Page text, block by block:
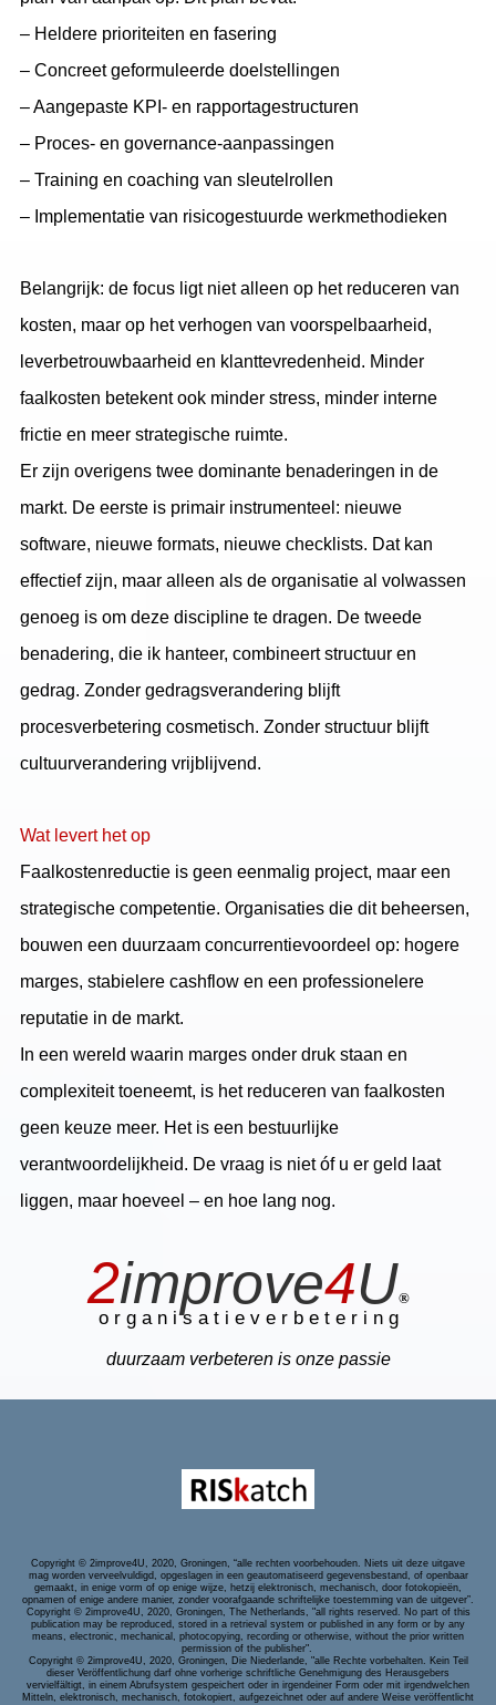
– Heldere prioriteiten en fasering
– Concreet geformuleerde doelstellingen
– Aangepaste KPI- en rapportagestructuren
– Proces- en governance-aanpassingen
– Training en coaching van sleutelrollen
– Implementatie van risicogestuurde werkmethodieken
Belangrijk: de focus ligt niet alleen op het reduceren van
kosten, maar op het verhogen van voorspelbaarheid,
leverbetrouwbaarheid en klanttevredenheid. Minder
faalkosten betekent ook minder stress, minder interne
frictie en meer strategische ruimte.
Er zijn overigens twee dominante benaderingen in de
markt. De eerste is primair instrumenteel: nieuwe
software, nieuwe formats, nieuwe checklists. Dat kan
effectief zijn, maar alleen als de organisatie al volwassen
genoeg is om deze discipline te dragen. De tweede
benadering, die ik hanteer, combineert structuur en
gedrag. Zonder gedragsverandering blijft
procesverbetering cosmetisch. Zonder structuur blijft
cultuurverandering vrijblijvend.
Wat levert het op
Faalkostenreductie is geen eenmalig project, maar een
strategische competentie. Organisaties die dit beheersen,
bouwen een duurzaam concurrentievoordeel op: hogere
marges, stabielere cashflow en een professionelere
reputatie in de markt.
In een wereld waarin marges onder druk staan en
complexiteit toeneemt, is het reduceren van faalkosten
geen keuze meer. Het is een bestuurlijke
verantwoordelijkheid. De vraag is niet óf u er geld laat
liggen, maar hoeveel – en hoe lang nog.
2improve4U®
o r g a n i s a t i e v e r b e t e r i n g
duurzaam verbeteren is onze passie
Copyright © 2improve4U, 2020, Groningen, “alle rechten voorbehouden. Niets uit deze uitgave
mag worden verveelvuldigd, opgeslagen in een geautomatiseerd gegevensbestand, of openbaar
gemaakt, in enige vorm of op enige wijze, hetzij elektronisch, mechanisch, door fotokopieën,
opnamen of enige andere manier, zonder voorafgaande schriftelijke toestemming van de uitgever”.
Copyright © 2improve4U, 2020, Groningen, The Netherlands, "all rights reserved. No part of this
publication may be reproduced, stored in a retrieval system or published in any form or by any
means, electronic, mechanical, photocopying, recording or otherwise, without the prior written
permission of the publisher".
Copyright © 2improve4U, 2020, Groningen, Die Niederlande, "alle Rechte vorbehalten. Kein Teil
dieser Veröffentlichung darf ohne vorherige schriftliche Genehmigung des Herausgebers
vervielfältigt, in einem Abrufsystem gespeichert oder in irgendeiner Form oder mit irgendwelchen
Mitteln, elektronisch, mechanisch, fotokopiert, aufgezeichnet oder auf andere Weise veröffentlicht